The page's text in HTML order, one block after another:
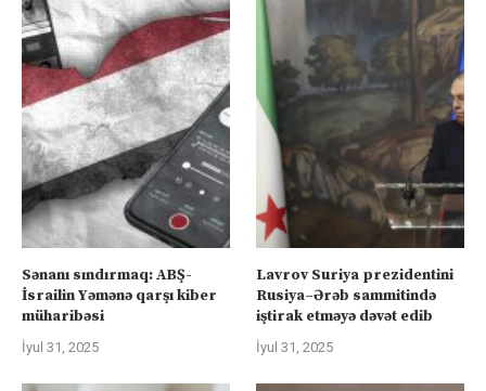
Sənanı sındırmaq: ABŞ-
İsrailin Yəmənə qarşı kiber
müharibəsi
İyul 31, 2025
Lavrov Suriya prezidentini
Rusiya–Ərəb sammitində
iştirak etməyə dəvət edib
İyul 31, 2025